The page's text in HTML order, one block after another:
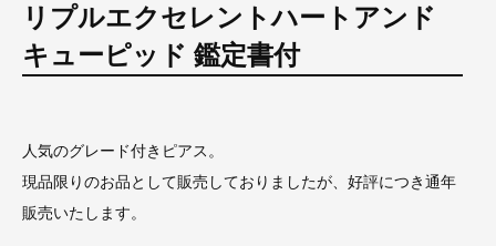
リプルエクセレントハートアンド
キューピッド 鑑定書付
人気のグレード付きピアス。
現品限りのお品として販売しておりましたが、好評につき通年
販売いたします。